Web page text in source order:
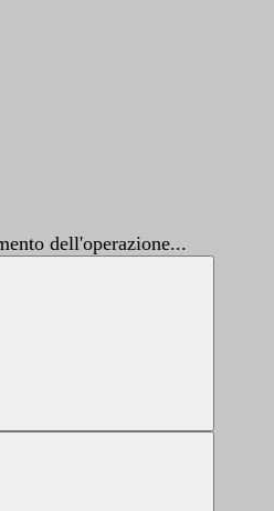
dell'operazione...